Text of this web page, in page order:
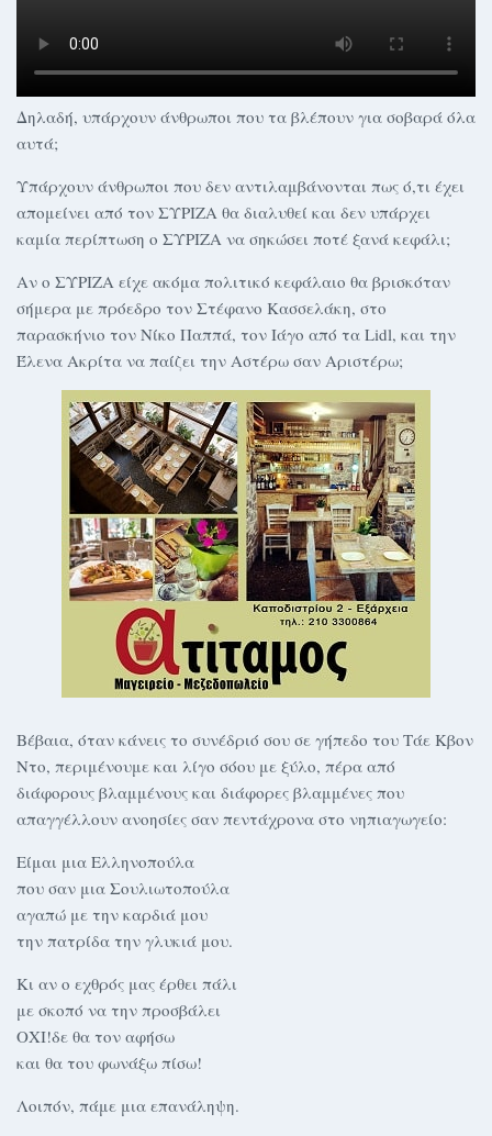
Δηλαδή, υπάρχουν άνθρωποι που τα βλέπουν για σοβαρά όλα
αυτά;
Υπάρχουν άνθρωποι που δεν αντιλαμβάνονται πως ό,τι έχει
απομείνει από τον ΣΥΡΙΖΑ θα διαλυθεί και δεν υπάρχει
καμία περίπτωση ο ΣΥΡΙΖΑ να σηκώσει ποτέ ξανά κεφάλι;
Αν ο ΣΥΡΙΖΑ είχε ακόμα πολιτικό κεφάλαιο θα βρισκόταν
σήμερα με πρόεδρο τον Στέφανο Κασσελάκη, στο
παρασκήνιο τον Νίκο Παππά, τον Ιάγο από τα Lidl, και την
Έλενα Ακρίτα να παίζει την Αστέρω σαν Αριστέρω;
Βέβαια, όταν κάνεις το συνέδριό σου σε γήπεδο του Τάε Κβον
Ντο, περιμένουμε και λίγο σόου με ξύλο, πέρα από
διάφορους βλαμμένους και διάφορες βλαμμένες που
απαγγέλλουν ανοησίες σαν πεντάχρονα στο νηπιαγωγείο:
Είμαι μια Ελληνοπούλα
που σαν μια Σουλιωτοπούλα
αγαπώ με την καρδιά μου
την πατρίδα την γλυκιά μου.
Κι αν ο εχθρός μας έρθει πάλι
με σκοπό να την προσβάλει
ΟΧΙ!δε θα τον αφήσω
και θα του φωνάξω πίσω!
Λοιπόν, πάμε μια επανάληψη.